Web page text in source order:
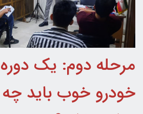
مرحله دوم: یک
خودرو خوب باید چه